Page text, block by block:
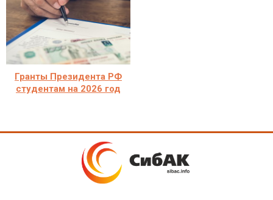
Гранты Президента РФ
студентам на 2026 год